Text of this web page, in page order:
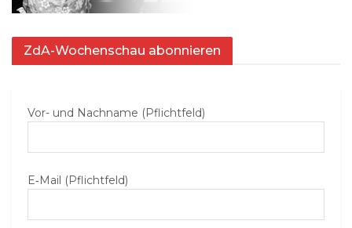
ZdA-Wochenschau abonnieren
Vor- und Nachname (Pflichtfeld)
E‑Mail (Pflichtfeld)